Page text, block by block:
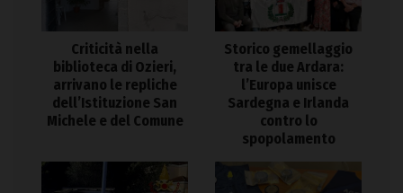
Criticità nella
biblioteca di Ozieri,
arrivano le repliche
dell’Istituzione San
Michele e del Comune
Storico gemellaggio
tra le due Ardara:
l’Europa unisce
Sardegna e Irlanda
contro lo
spopolamento